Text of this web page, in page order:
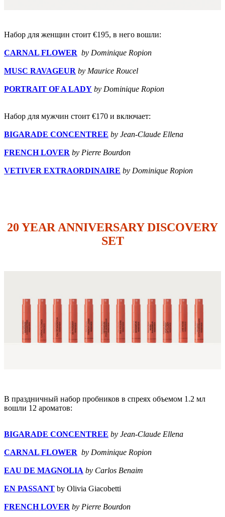
Набор для женщин стоит €195, в него вошли:
CARNAL FLOWER by Dominique Ropion
MUSC RAVAGEUR by Maurice Roucel
PORTRAIT OF A LADY by Dominique Ropion
Набор для мужчин стоит €170 и включает:
BIGARADE CONCENTREE by Jean-Claude Ellena
FRENCH LOVER by Pierre Bourdon
VETIVER EXTRAORDINAIRE by Dominique Ropion
20 YEAR ANNIVERSARY DISCOVERY
SET
В праздничный набор пробников в спреях объемом 1.2 мл
вошли 12 ароматов:
BIGARADE CONCENTREE by Jean-Claude Ellena
CARNAL FLOWER by Dominique Ropion
EAU DE MAGNOLIA by Carlos Benaim
EN PASSANT by Olivia Giacobetti
FRENCH LOVER by Pierre Bourdon